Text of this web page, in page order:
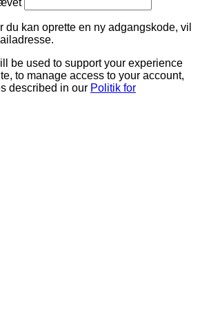
du kan oprette en ny adgangskode, vil
be used to support your experience
to manage access to your account,
described in our Politik for